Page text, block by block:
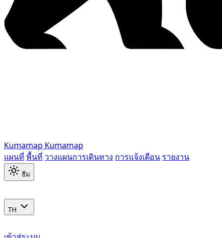
Kumamap Kumamap
แผนที่ พื้นที่ วางแผนการเดินทาง การแจ้งเตือน รายงาน
ธีม
TH